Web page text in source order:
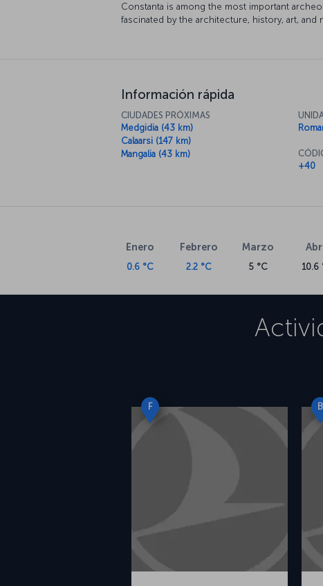
Constanta is among the most important
fascinated by the architecture, history, art, and
Información rápida
CIUDADES PRÓXIMAS
Medgidia (43 km)
Calaarsi (147 km)
Mangalia (43 km)
+40
Enero
0.6 °C
Febrero
2.2 °C
Marzo
5 °C 10.6
F B